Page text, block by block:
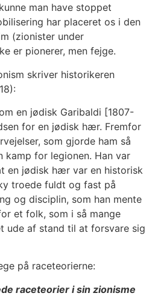
man have stoppet
har placeret os i den
(zionister under
er pionerer, men fejge.
skriver historikeren
en jødisk Garibaldi [1807-
for en jødisk hær. Fremfor
som gjorde ham så
kamp for legionen. Han var
en jødisk hær var en historisk
troede fuldt og fast på
og disciplin, som han mente
et folk, som i så mange
ude af stand til at forsvare sig
på raceteorierne:
raceteorier i sin zionisme